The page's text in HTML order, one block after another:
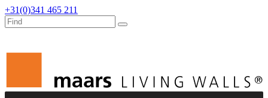
+31(0)341 465 211